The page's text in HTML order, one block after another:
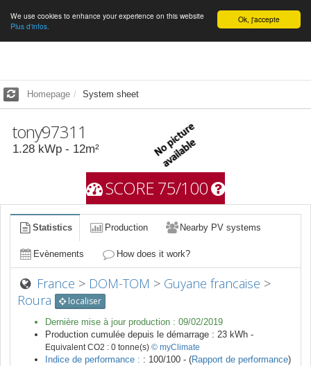
English Ok, j'accepte
We use cookies to enhance your experience on this website
Plus d'infos.
Homepage System sheet
tony97311
1.28 kWp - 12m²
SCORE 75/100
Statistics Production Nearby PV systems
Evènements How does it work?
France > DOM-TOM > Guyane francaise >
Roura
localiser
Dernière mise à jour production : 09/02/2019
Production cumulée depuis le démarrage : 23 kWh -
Equivalent CO2 : 0 tonne(s) © myClimate
Indice de performance : : 100/100 - (Rapport de performance)